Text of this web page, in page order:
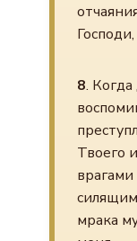
8.
Твоего
врагами
мрака